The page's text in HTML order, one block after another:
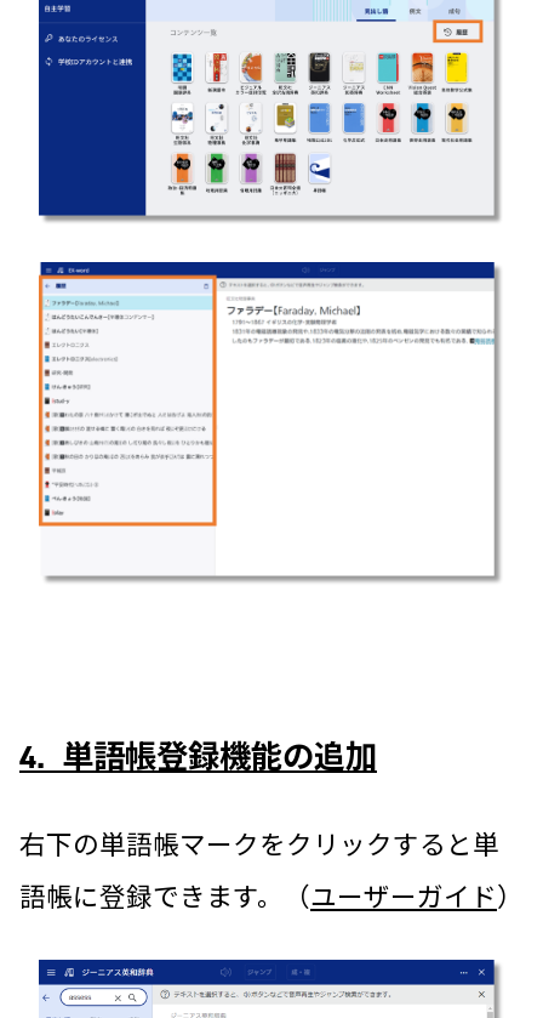
4. 単語帳登録機能の追加
右下の単語帳マークをクリックすると単
語帳に登録できます。（ユーザーガイド）